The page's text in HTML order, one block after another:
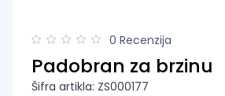
0 Recenzija
Padobran za brzinu
Šifra artikla: ZS000177